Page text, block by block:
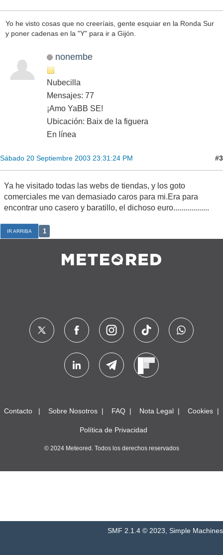
Yo he visto cosas que no creeríais, gente esquiar en la Ronda Sur
y poner cadenas en la "Y" para ir a Gijón.
nonembe
Nubecilla
Mensajes: 77
¡Amo YaBB SE!
Ubicación: Baix de la figuera
En línea
Sábado 20 Septiembre 2003 23:31:24 PM #3
Ya he visitado todas las webs de tiendas, y los goto
comerciales me van demasiado caros para mi.Era para
encontrar uno casero y baratillo, el dichoso euro..................
IR ARRIBA 1
Contacto Sobre Nosotros FAQ Nota Legal Cookies
Política de Privacidad
© 2024 Meteored. Todos los derechos reservados
SMF 2.1.4 © 2023, Simple Machines